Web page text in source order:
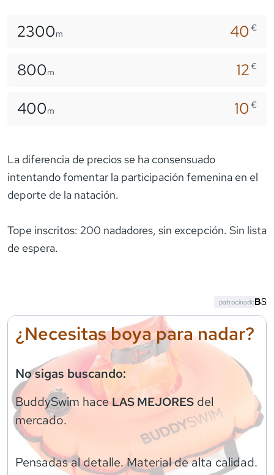
2300m 40€
800m 12€
400m 10€
La diferencia de precios se ha consensuado
intentando fomentar la participación femenina en el
deporte de la natación.
Tope inscritos: 200 nadadores, sin excepción. Sin lista
de espera.
¿Necesitas boya para nadar?
No sigas buscando:
BuddySwim haceLAS MEJORES del
mercado.
Pensadas al detalle. Material de alta calidad.
patrocinado